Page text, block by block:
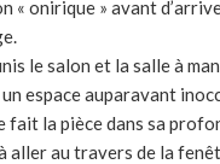
« onirique » avant
le salon et la salle à
espace auparavant
fait la pièce dans sa
aller au travers de la